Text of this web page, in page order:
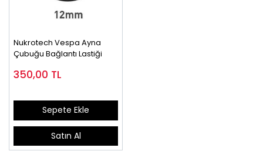
Nukrotech Vespa Ayna
Çubuğu Bağlantı Lastiği
350,00 TL
Sepete Ekle
Satın Al